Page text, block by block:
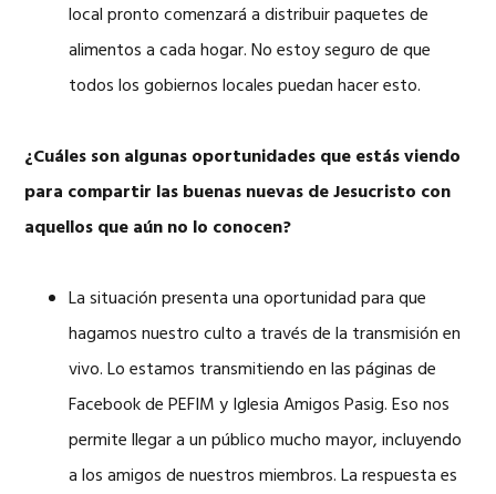
local pronto comenzará a distribuir paquetes de
alimentos a cada hogar. No estoy seguro de que
todos los gobiernos locales puedan hacer esto.
¿Cuáles son algunas oportunidades que estás viendo
para compartir las buenas nuevas de Jesucristo con
aquellos que aún no lo conocen?
La situación presenta una oportunidad para que
hagamos nuestro culto a través de la transmisión en
vivo. Lo estamos transmitiendo en las páginas de
Facebook de PEFIM y Iglesia Amigos Pasig. Eso nos
permite llegar a un público mucho mayor, incluyendo
a los amigos de nuestros miembros. La respuesta es